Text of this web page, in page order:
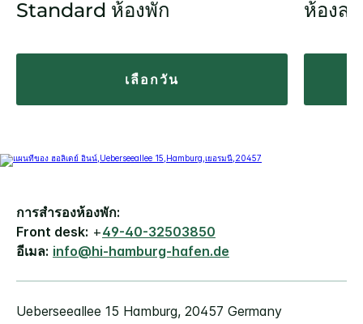
Standard ห้องพัก
เลือกวัน
ห้องส
การสำรองห้องพัก:
Front desk: +49-40-32503850
อีเมล: info@hi-hamburg-hafen.de
Ueberseeallee 15 Hamburg, 20457 Germany